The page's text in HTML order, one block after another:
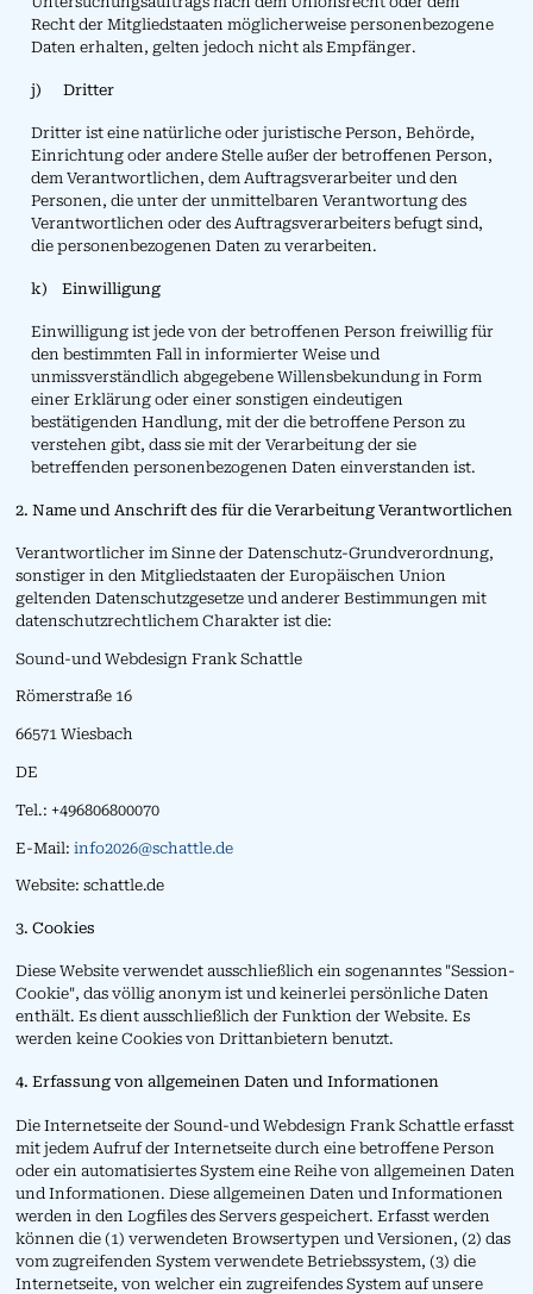
Recht der Mitgliedstaaten möglicherweise personenbezogene
Daten erhalten, gelten jedoch nicht als Empfänger.
j) Dritter
Dritter ist eine natürliche oder juristische Person, Behörde,
Einrichtung oder andere Stelle außer der betroffenen Person,
dem Verantwortlichen, dem Auftragsverarbeiter und den
Personen, die unter der unmittelbaren Verantwortung des
Verantwortlichen oder des Auftragsverarbeiters befugt sind,
die personenbezogenen Daten zu verarbeiten.
k) Einwilligung
Einwilligung ist jede von der betroffenen Person freiwillig für
den bestimmten Fall in informierter Weise und
unmissverständlich abgegebene Willensbekundung in Form
einer Erklärung oder einer sonstigen eindeutigen
bestätigenden Handlung, mit der die betroffene Person zu
verstehen gibt, dass sie mit der Verarbeitung der sie
betreffenden personenbezogenen Daten einverstanden ist.
2. Name und Anschrift des für die Verarbeitung Verantwortlichen
Verantwortlicher im Sinne der Datenschutz-Grundverordnung,
sonstiger in den Mitgliedstaaten der Europäischen Union
geltenden Datenschutzgesetze und anderer Bestimmungen mit
datenschutzrechtlichem Charakter ist die:
Sound-und Webdesign Frank Schattle
Römerstraße 16
66571 Wiesbach
DE
Tel.: +496806800070
E-Mail:info2026@schattle.de
Website: schattle.de
3. Cookies
Diese Website verwendet ausschließlich ein sogenanntes "Session-
Cookie", das völlig anonym ist und keinerlei persönliche Daten
enthält. Es dient ausschließlich der Funktion der Website. Es
werden keine Cookies von Drittanbietern benutzt.
4. Erfassung von allgemeinen Daten und Informationen
Die Internetseite der Sound-und Webdesign Frank Schattle erfasst
mit jedem Aufruf der Internetseite durch eine betroffene Person
oder ein automatisiertes System eine Reihe von allgemeinen Daten
und Informationen. Diese allgemeinen Daten und Informationen
werden in den Logfiles des Servers gespeichert. Erfasst werden
können die (1) verwendeten Browsertypen und Versionen, (2) das
vom zugreifenden System verwendete Betriebssystem, (3) die
Internetseite, von welcher ein zugreifendes System auf unsere